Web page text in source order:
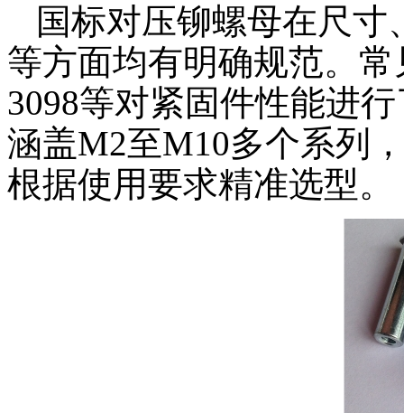
国标对压铆螺母在尺
等方面均有明确规范。
3098等对紧固件性能进
涵盖M2至M10多个系列
根据使用要求精准选型。